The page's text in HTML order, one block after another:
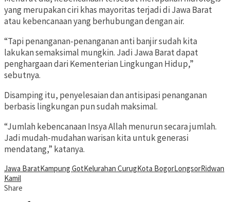
yang merupakan ciri khas mayoritas terjadi di Jawa Barat
atau kebencanaan yang berhubungan dengan air.
“Tapi penanganan-penanganan anti banjir sudah kita
lakukan semaksimal mungkin. Jadi Jawa Barat dapat
penghargaan dari Kementerian Lingkungan Hidup,”
sebutnya.
Disamping itu, penyelesaian dan antisipasi penanganan
berbasis lingkungan pun sudah maksimal.
“Jumlah kebencanaan Insya Allah menurun secara jumlah.
Jadi mudah-mudahan warisan kita untuk generasi
mendatang,” katanya.
Jawa BaratKampung GotKelurahan CurugKota BogorLongsorRidwan
Kamil
Share